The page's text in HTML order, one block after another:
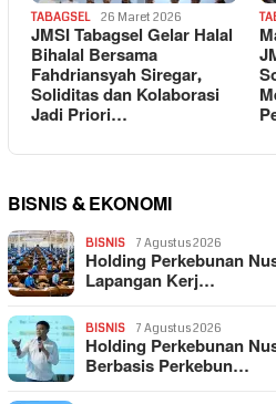
TABAGSEL 26 Maret 2026
JMSI Tabagsel Gelar Halal
Bihalal Bersama
Fahdriansyah Siregar,
Soliditas dan Kolaborasi
Jadi Priori…
BISNIS & EKONOMI
BISNIS 7 Agustus 2026
Holding Perkebunan
Lapangan Kerj…
BISNIS 7 Agustus 2026
Holding Perkebunan
Berbasis Perkebun…